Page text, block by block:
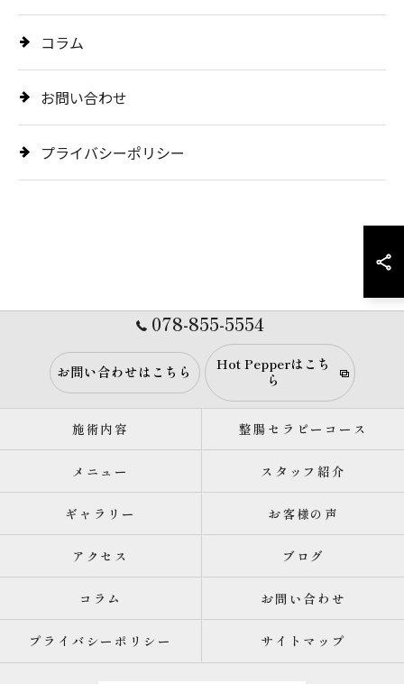
コラム
お問い合わせ
プライバシーポリシー
078-855-5554
お問い合わせはこちら
Hot Pepperはこち
ら
施術内容 整腸セラピーコース
メニュー スタッフ紹介
ギャラリー お客様の声
アクセス ブログ
コラム お問い合わせ
プライバシーポリシー サイトマップ